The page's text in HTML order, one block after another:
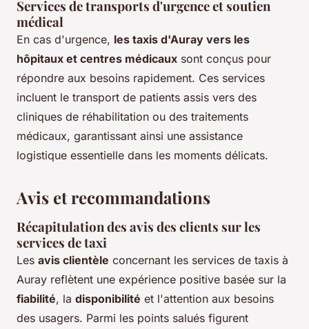
Services de transports d'urgence et soutien
médical
En cas d'urgence, les taxis d'Auray vers les
hôpitaux et centres médicaux sont conçus pour
répondre aux besoins rapidement. Ces services
incluent le transport de patients assis vers des
cliniques de réhabilitation ou des traitements
médicaux, garantissant ainsi une assistance
logistique essentielle dans les moments délicats.
Avis et recommandations
Récapitulation des avis des clients sur les
services de taxi
Les avis clientèle concernant les services de taxis à
Auray reflètent une expérience positive basée sur la
fiabilité, la disponibilité et l'attention aux besoins
des usagers. Parmi les points salués figurent